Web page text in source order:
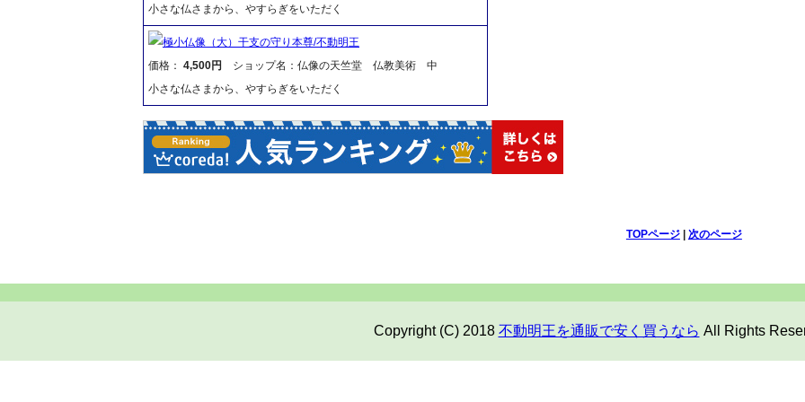
小さな仏さまから、やすらぎをいただく
極小仏像（大）干支の守り本尊/不動明王
価格： 4,500円
ショップ名：仏像の天竺堂 仏教美術 中
小さな仏さまから、やすらぎをいただく
TOPページ| 次のページ
Copyright (C) 2018 不動明王を通販で安く買うなら All Rights